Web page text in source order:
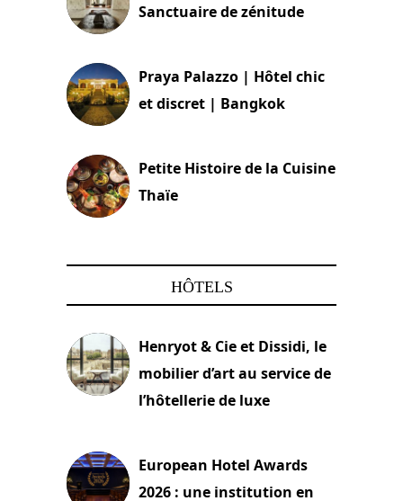
Sanctuaire de zénitude
Praya Palazzo | Hôtel chic
et discret | Bangkok
Petite Histoire de la Cuisine
Thaïe
HÔTELS
Henryot & Cie et Dissidi, le
mobilier d’art au service de
l’hôtellerie de luxe
European Hotel Awards
2026 : une institution en